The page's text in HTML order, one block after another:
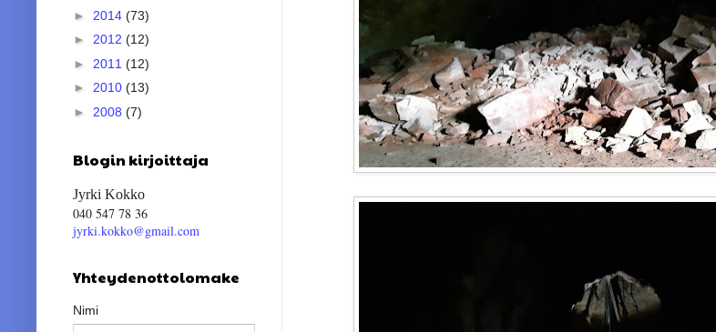
► 2014 (73)
► 2012 (12)
► 2011 (12)
► 2010 (13)
► 2008 (7)
Blogin kirjoittaja
Jyrki Kokko
040 547 78 36
jyrki.kokko@gmail.com
Yhteydenottolomake
Nimi